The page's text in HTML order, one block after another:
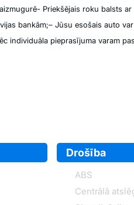
- Priekšējais roku balsts
bankām;– Jūsu esošais auto
individuāla pieprasījuma varam
Drošība
ABS
Centrālā